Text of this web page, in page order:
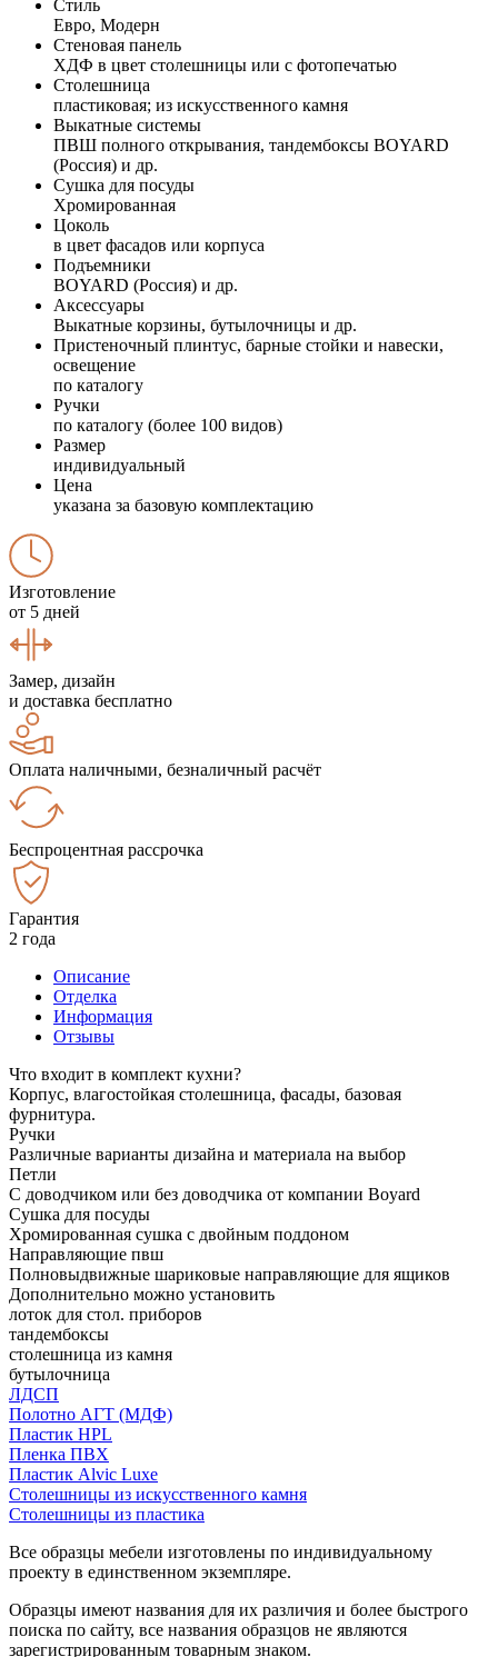
Стиль
Евро, Модерн
Стеновая панель
ХДФ в цвет столешницы или с фотопечатью
Столешница
пластиковая; из искусственного камня
Выкатные системы
ПВШ полного открывания, тандембоксы BOYARD
(Россия) и др.
Сушка для посуды
Хромированная
Цоколь
в цвет фасадов или корпуса
Подъемники
BOYARD (Россия) и др.
Аксессуары
Выкатные корзины, бутылочницы и др.
Пристеночный плинтус, барные стойки и навески,
освещение
по каталогу
Ручки
по каталогу (более 100 видов)
Размер
индивидуальный
Цена
указана за базовую комплектацию
Изготовление
от 5 дней
Замер, дизайн
и доставка бесплатно
Оплата наличными, безналичный расчёт
Беспроцентная рассрочка
Гарантия
2 года
Описание
Отделка
Информация
Отзывы
Что входит в комплект кухни?
Корпус, влагостойкая столешница, фасады, базовая
фурнитура.
Ручки
Различные варианты дизайна и материала на выбор
Петли
С доводчиком или без доводчика от компании Boyard
Сушка для посуды
Хромированная сушка с двойным поддоном
Направляющие пвш
Полновыдвижные шариковые направляющие для ящиков
Дополнительно можно установить
лоток для стол. приборов
тандембоксы
столешница из камня
бутылочница
ЛДСП
Полотно АГТ (МДФ)
Пластик HPL
Пленка ПВХ
Пластик Alvic Luxe
Столешницы из искусственного камня
Столешницы из пластика
Все образцы мебели изготовлены по индивидуальному
проекту в единственном экземпляре.
Образцы имеют названия для их различия и более быстрого
поиска по сайту, все названия образцов не являются
зарегистрированным товарным знаком.